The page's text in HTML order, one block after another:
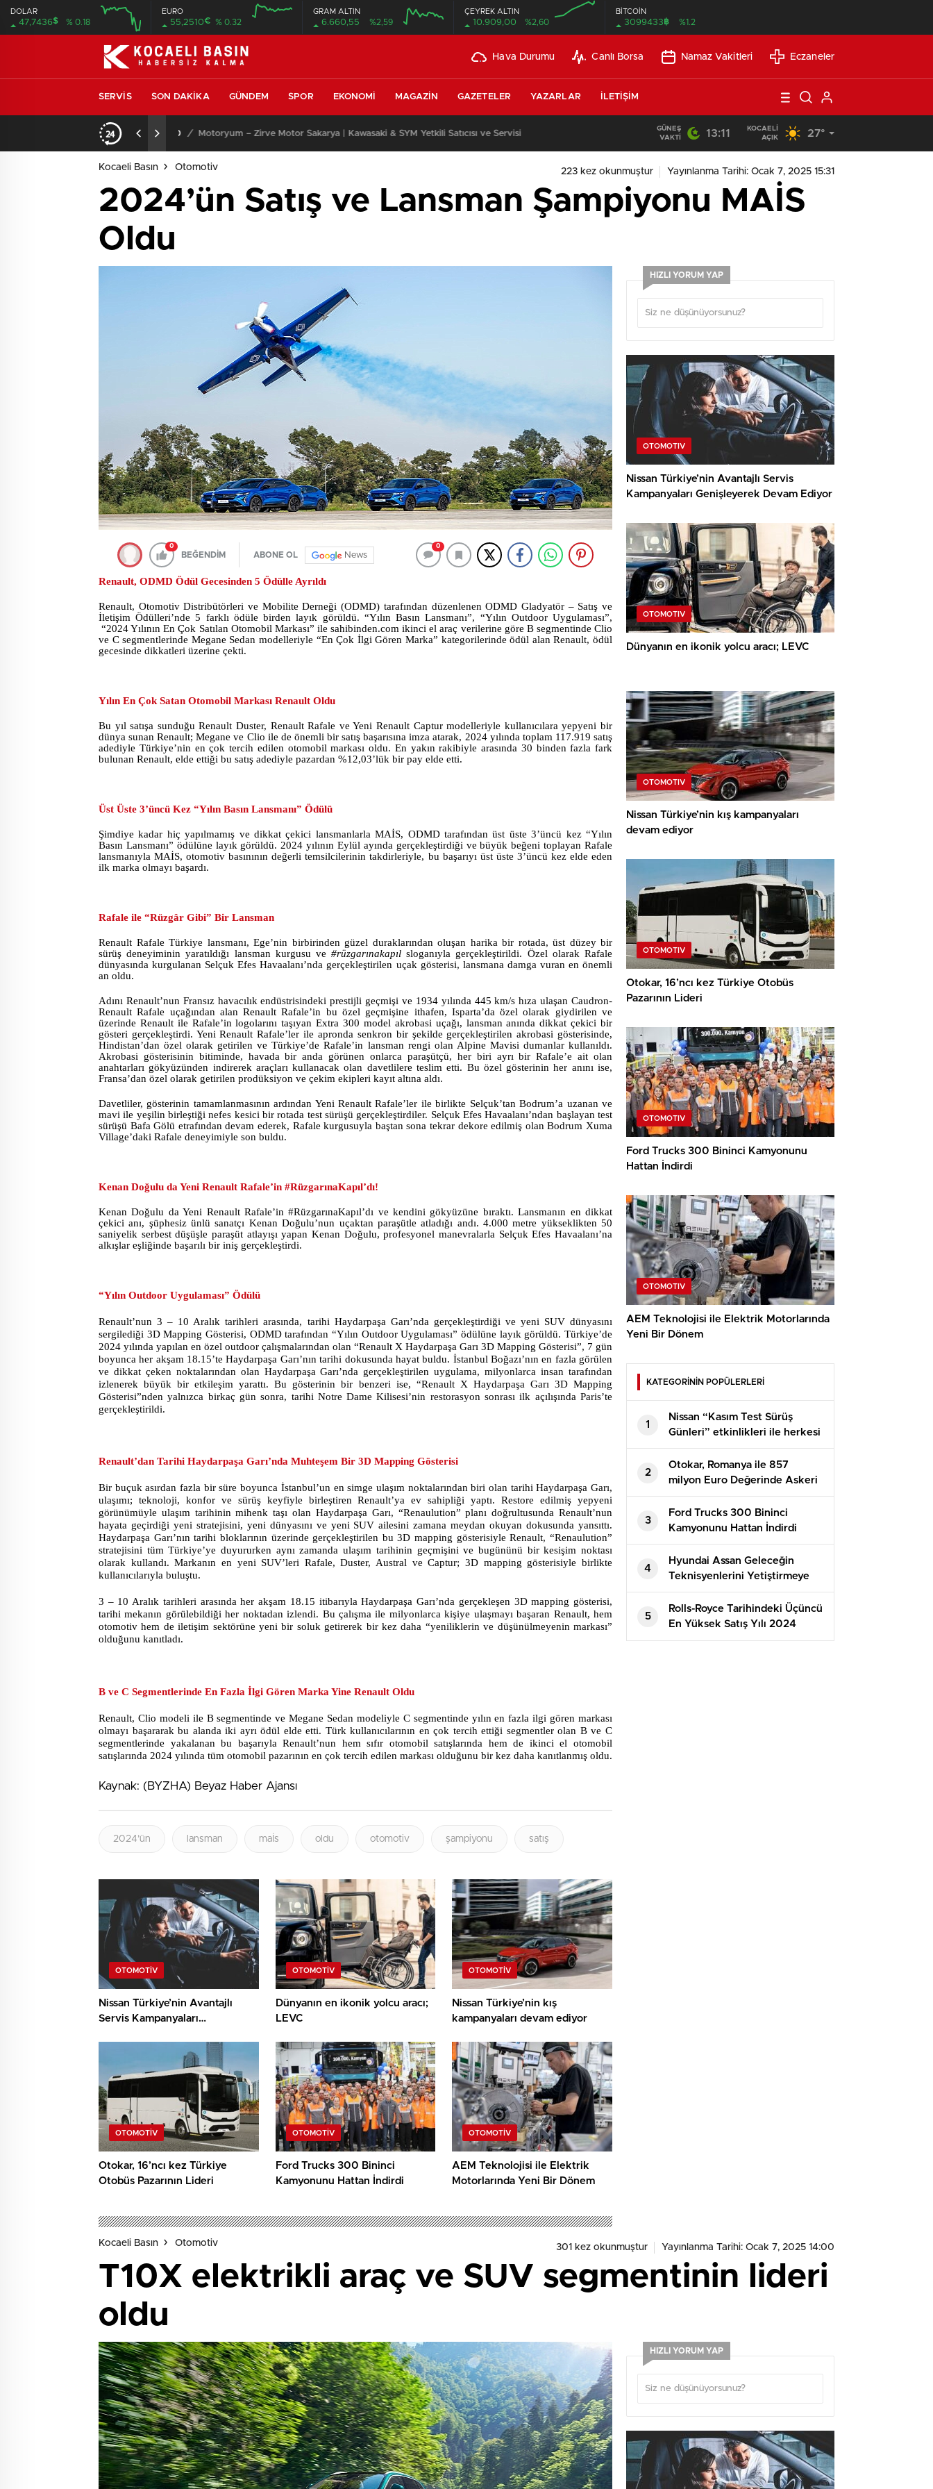
DOLAR
47,7436$ % 0.18
EURO
55,2510€ % 0.32
GRAM ALTIN
6.660,55 %2,59
ÇEYREK ALTIN
10.909,00 %2,60
BİTCOİN
3099433฿ %1.2
Hava Durumu Canlı Borsa Namaz Vakitleri Eczaneler
SERVIS SON DAKIKA GÜNDEM SPOR EKONOMI MAGAZIN GAZETELER YAZARLAR İLETIŞIM
13:53 / SEO Uyumlu Web Siteleri Uzun Vadede Ne Kazandırır? 21:21 Günlük Okuma Süresi Az Olanlar İçin Etkili Okuma
GÜNEŞ
VAKTI
13:11
KOCAELI
AÇIK
27°
Kocaeli Basın Otomotiv 223 kez okunmuştur Yayınlanma Tarihi: Ocak 7, 2025 15:31
2024’ün Satış ve Lansman Şampiyonu MAİS
Oldu
0
BEĞENDİM ABONE OL News
0
Renault, ODMD Ödül Gecesinden 5 Ödülle Ayrıldı
Renault, Otomotiv Distribütörleri ve Mobilite Derneği (ODMD) tarafından düzenlenen ODMD Gladyatör – Satış ve
İletişim Ödülleri’nde 5 farklı ödüle birden layık görüldü. “Yılın Basın Lansmanı”, “Yılın Outdoor Uygulaması”,
“2024 Yılının En Çok Satılan Otomobil Markası” ile sahibinden.com ikinci el araç verilerine göre B segmentinde Clio
ve C segmentlerinde Megane Sedan modelleriyle “En Çok İlgi Gören Marka” kategorilerinde ödül alan Renault, ödül
gecesinde dikkatleri üzerine çekti.
Yılın En Çok Satan Otomobil Markası Renault Oldu
Bu yıl satışa sunduğu Renault Duster, Renault Rafale ve Yeni Renault Captur modelleriyle kullanıcılara yepyeni bir
dünya sunan Renault; Megane ve Clio ile de önemli bir satış başarısına imza atarak, 2024 yılında toplam 117.919 satış
adediyle Türkiye’nin en çok tercih edilen otomobil markası oldu. En yakın rakibiyle arasında 30 binden fazla fark
bulunan Renault, elde ettiği bu satış adediyle pazardan %12,03’lük bir pay elde etti.
Üst Üste 3’üncü Kez “Yılın Basın Lansmanı” Ödülü
Şimdiye kadar hiç yapılmamış ve dikkat çekici lansmanlarla MAİS, ODMD tarafından üst üste 3’üncü kez “Yılın
Basın Lansmanı” ödülüne layık görüldü. 2024 yılının Eylül ayında gerçekleştirdiği ve büyük beğeni toplayan Rafale
lansmanıyla MAİS, otomotiv basınının değerli temsilcilerinin takdirleriyle, bu başarıyı üst üste 3’üncü kez elde eden
ilk marka olmayı başardı.
Rafale ile “Rüzgâr Gibi” Bir Lansman
Renault Rafale Türkiye lansmanı, Ege’nin birbirinden güzel duraklarından oluşan harika bir rotada, üst düzey bir
sürüş deneyiminin yaratıldığı lansman kurgusu ve#rüzgarınakapıl sloganıyla gerçekleştirildi. Özel olarak Rafale
dünyasında kurgulanan Selçuk Efes Havaalanı’nda gerçekleştirilen uçak gösterisi, lansmana damga vuran en önemli
an oldu.
Adını Renault’nun Fransız havacılık endüstrisindeki prestijli geçmişi ve 1934 yılında 445 km/s hıza ulaşan Caudron-
Renault Rafale uçağından alan Renault Rafale’in bu özel geçmişine ithafen, Isparta’da özel olarak giydirilen ve
üzerinde Renault ile Rafale’in logolarını taşıyan Extra 300 model akrobasi uçağı, lansman anında dikkat çekici bir
gösteri gerçekleştirdi. Yeni Renault Rafale’ler ile apronda senkron bir şekilde gerçekleştirilen akrobasi gösterisinde,
Hindistan’dan özel olarak getirilen ve Türkiye’de Rafale’in lansman rengi olan Alpine Mavisi dumanlar kullanıldı.
Akrobasi gösterisinin bitiminde, havada bir anda görünen onlarca paraşütçü, her biri ayrı bir Rafale’e ait olan
anahtarları gökyüzünden indirerek araçları kullanacak olan davetlilere teslim etti. Bu özel gösterinin her anını ise,
Fransa’dan özel olarak getirilen prodüksiyon ve çekim ekipleri kayıt altına aldı.
Davetliler, gösterinin tamamlanmasının ardından Yeni Renault Rafale’ler ile birlikte Selçuk’tan Bodrum’a uzanan ve
mavi ile yeşilin birleştiği nefes kesici bir rotada test sürüşü gerçekleştirdiler. Selçuk Efes Havaalanı’ndan başlayan test
sürüşü Bafa Gölü etrafından devam ederek, Rafale kurgusuyla baştan sona tekrar dekore edilmiş olan Bodrum Xuma
Village’daki Rafale deneyimiyle son buldu.
Kenan Doğulu da Yeni Renault Rafale’in #RüzgarınaKapıl’dı!
Kenan Doğulu da Yeni Renault Rafale’in #RüzgarınaKapıl’dı ve kendini gökyüzüne bıraktı. Lansmanın en dikkat
çekici anı, şüphesiz ünlü sanatçı Kenan Doğulu’nun uçaktan paraşütle atladığı andı. 4.000 metre yükseklikten 50
saniyelik serbest düşüşle paraşüt atlayışı yapan Kenan Doğulu, profesyonel manevralarla Selçuk Efes Havaalanı’na
alkışlar eşliğinde başarılı bir iniş gerçekleştirdi.
“Yılın Outdoor Uygulaması” Ödülü
Renault’nun 3 – 10 Aralık tarihleri arasında, tarihi Haydarpaşa Garı’nda gerçekleştirdiği ve yeni SUV dünyasını
sergilediği 3D Mapping Gösterisi, ODMD tarafından “Yılın Outdoor Uygulaması” ödülüne layık görüldü. Türkiye’de
2024 yılında yapılan en özel outdoor çalışmalarından olan “Renault X Haydarpaşa Garı 3D Mapping Gösterisi”, 7 gün
boyunca her akşam 18.15’te Haydarpaşa Garı’nın tarihi dokusunda hayat buldu. İstanbul Boğazı’nın en fazla görülen
ve dikkat çeken noktalarından olan Haydarpaşa Garı’nda gerçekleştirilen uygulama, milyonlarca insan tarafından
izlenerek büyük bir etkileşim yarattı. Bu gösterinin bir benzeri ise, “Renault X Haydarpaşa Garı 3D Mapping
Gösterisi”nden yalnızca birkaç gün sonra, tarihi Notre Dame Kilisesi’nin restorasyon sonrası ilk açılışında Paris’te
gerçekleştirildi.
Renault’dan Tarihi Haydarpaşa Garı’nda Muhteşem Bir 3D Mapping Gösterisi
Bir buçuk asırdan fazla bir süre boyunca İstanbul’un en simge ulaşım noktalarından biri olan tarihi Haydarpaşa Garı,
ulaşımı; teknoloji, konfor ve sürüş keyfiyle birleştiren Renault’ya ev sahipliği yaptı. Restore edilmiş yepyeni
görünümüyle ulaşım tarihinin mihenk taşı olan Haydarpaşa Garı, “Renaulution” planı doğrultusunda Renault’nun
hayata geçirdiği yeni stratejisini, yeni dünyasını ve yeni SUV ailesini zamana meydan okuyan dokusunda yansıttı.
Haydarpaşa Garı’nın tarihi bloklarının üzerinde gerçekleştirilen bu 3D mapping gösterisiyle Renault, “Renaulution”
stratejisini tüm Türkiye’ye duyururken aynı zamanda ulaşım tarihinin geçmişini ve bugününü bir kesişim noktası
olarak kullandı. Markanın en yeni SUV’leri Rafale, Duster, Austral ve Captur; 3D mapping gösterisiyle birlikte
kullanıcılarıyla buluştu.
3 – 10 Aralık tarihleri arasında her akşam 18.15 itibarıyla Haydarpaşa Garı’nda gerçekleşen 3D mapping gösterisi,
tarihi mekanın görülebildiği her noktadan izlendi. Bu çalışma ile milyonlarca kişiye ulaşmayı başaran Renault, hem
otomotiv hem de iletişim sektörüne yeni bir soluk getirerek bir kez daha “yeniliklerin ve düşünülmeyenin markası”
olduğunu kanıtladı.
B ve C Segmentlerinde En Fazla İlgi Gören Marka Yine Renault Oldu
Renault, Clio modeli ile B segmentinde ve Megane Sedan modeliyle C segmentinde yılın en fazla ilgi gören markası
olmayı başararak bu alanda iki ayrı ödül elde etti. Türk kullanıcılarının en çok tercih ettiği segmentler olan B ve C
segmentlerinde yakalanan bu başarıyla Renault’nun hem sıfır otomobil satışlarında hem de ikinci el otomobil
satışlarında 2024 yılında tüm otomobil pazarının en çok tercih edilen markası olduğunu bir kez daha kanıtlanmış oldu.
Kaynak: (BYZHA) Beyaz Haber Ajansı
2024’ün lansman maİs oldu otomotiv şampiyonu satış
OTOMOTIV
Nissan Türkiye’nin Avantajlı
Servis Kampanyaları
OTOMOTIV
Dünyanın en ikonik yolcu aracı;
LEVC
OTOMOTIV
Nissan Türkiye’nin kış
kampanyaları devam ediyor
OTOMOTIV
Otokar, 16’ncı kez Türkiye
Otobüs Pazarının Lideri
OTOMOTIV
Ford Trucks 300 Bininci
Kamyonunu Hattan İndirdi
OTOMOTIV
AEM Teknolojisi ile Elektrik
Motorlarında Yeni Bir Dönem
HIZLI YORUM YAP
OTOMOTIV
Nissan Türkiye’nin Avantajlı Servis
Kampanyaları Genişleyerek Devam Ediyor
OTOMOTIV
Dünyanın en ikonik yolcu aracı; LEVC
OTOMOTIV
Nissan Türkiye’nin kış kampanyaları
devam ediyor
OTOMOTIV
Otokar, 16’ncı kez Türkiye Otobüs
Pazarının Lideri
OTOMOTIV
Ford Trucks 300 Bininci Kamyonunu
Hattan İndirdi
OTOMOTIV
AEM Teknolojisi ile Elektrik Motorlarında
Yeni Bir Dönem
KATEGORİNİN POPÜLERLERİ
1
Nissan “Kasım Test Sürüş
Günleri” etkinlikleri ile herkesi
Nissan Yetkili Satıcılarına davet
ediyor
2
Otokar, Romanya ile 857
milyon Euro Değerinde Askeri
Araç Anlaşması İmzaladı
3
Ford Trucks 300 Bininci
Kamyonunu Hattan İndirdi
4
Hyundai Assan Geleceğin
Teknisyenlerini Yetiştirmeye
Devam Ediyor.
5
Rolls-Royce Tarihindeki Üçüncü
En Yüksek Satış Yılı 2024
yılında 5.712 satışa ulaştı
Kocaeli Basın Otomotiv 301 kez okunmuştur Yayınlanma Tarihi: Ocak 7, 2025 14:00
T10X elektrikli araç ve SUV segmentinin lideri
oldu
HIZLI YORUM YAP